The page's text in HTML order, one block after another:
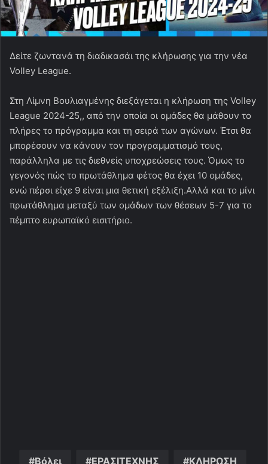
Δείτε ζωντανά τη διαδικασάι της κλήρωσης για την νέα
Volley League.
Στη Λίμνη Βουλιαγμένης διεξάγεται η κλήρωση της Volley
League 2024-25,, από την οποία οι ομάδες θα μάθουν το
πλήρες το πρόγραμμα και τη σειρά των αγώνων. Έτσι θα
μπορέσουν να κάνουν τον προγραμματισμό τους,
παράλληλα με τις διεθνείς υποχρεώσεις τους. Όμως το
γεγονός πώς το πρωτάθλημα φέτος θα έχει 10 ομάδες,
ενώ πέρσι είχε 9 είναι μια θετική εξέλιξη.Αλλά και το μίνι
πρωτάθλημα μεταξύ των ομάδων των θέσεων 5-7 για το
πέμπτο ευρωπαϊκό εισιτήριο.
Βόλει ΕΡΑΣΙΤΕΧΝΗΣ ΚΛΗΡΩΣΗ